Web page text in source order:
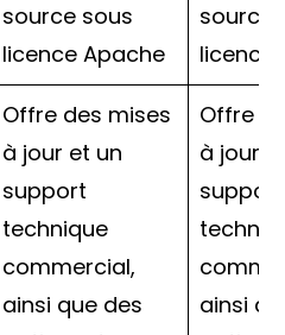
source sous
licence Apache
source
licence
Offre des mises
à jour et un
support
technique
commercial,
ainsi que des
Offre
à jour
support
ainsi